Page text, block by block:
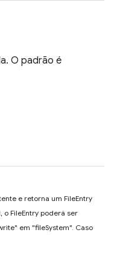
O padrão é
e retorna um FileEntry
o FileEntry poderá ser
em "fileSystem". Caso